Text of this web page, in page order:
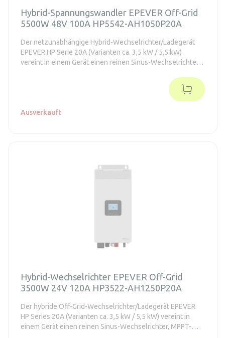
Hybrid-Spannungswandler EPEVER Off-Grid
5500W 48V 100A HP5542-AH1050P20A
Der netzunabhängige Hybrid-Wechselrichter/Ladegerät
EPEVER HP Serie 20A (Varianten ca. 3,5 kW / 5,5 kW)
vereint in einem Gerät einen reinen Sinus-Wechselrichter,
oder einen Generator – für eine stabile Stromversorgung
von Haus, Werkstatt und als Notstromversorgung bei
+ PFC (schonender für Netz/Generator) - MPPT mit hoher
Ausverkauft
Hybrid-Wechselrichter EPEVER Off-Grid
3500W 24V 120A HP3522-AH1250P20A
Der hybride Off-Grid-Wechselrichter/Ladegerät EPEVER
HP Series 20A (Varianten ca. 3,5 kW / 5,5 kW) vereint in
einem Gerät einen reinen Sinus-Wechselrichter, MPPT-